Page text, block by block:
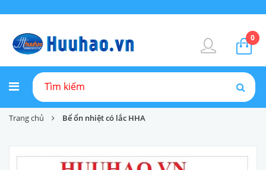
0
Trang chủ Bể ổn nhiệt có lắc HHA